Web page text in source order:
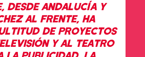
DESDE ANDALUCÍA Y
AL FRENTE, HA
DE PROYECTOS
Y AL TEATRO